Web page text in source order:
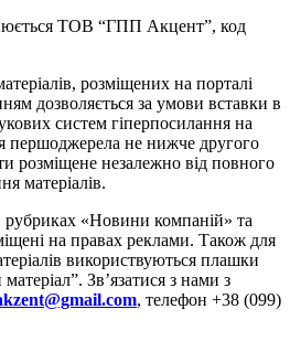
ТОВ “ГПП Акцент”, код
розміщених на порталі
дозволяється за умови вставки в
систем гіперпосилання на
першоджерела не нижче другого
розміщене незалежно від повного
матеріалів.
рубриках «Новини компаній» та
на правах реклами. Також для
використвуються плашки
Зв’язатися з нами з
, телефон +38 (099)